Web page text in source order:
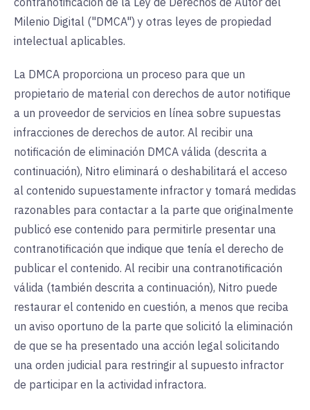
Milenio Digital ("DMCA") y otras leyes de propiedad
intelectual aplicables.
La DMCA proporciona un proceso para que un
propietario de material con derechos de autor notifique
a un proveedor de servicios en línea sobre supuestas
infracciones de derechos de autor. Al recibir una
notificación de eliminación DMCA válida (descrita a
continuación), Nitro eliminará o deshabilitará el acceso
al contenido supuestamente infractor y tomará medidas
razonables para contactar a la parte que originalmente
publicó ese contenido para permitirle presentar una
contranotificación que indique que tenía el derecho de
publicar el contenido. Al recibir una contranotificación
válida (también descrita a continuación), Nitro puede
restaurar el contenido en cuestión, a menos que reciba
un aviso oportuno de la parte que solicitó la eliminación
de que se ha presentado una acción legal solicitando
una orden judicial para restringir al supuesto infractor
de participar en la actividad infractora.